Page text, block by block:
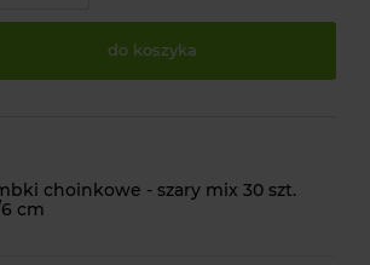
do koszyka
choinkowe - szary mix 30 szt.
cm